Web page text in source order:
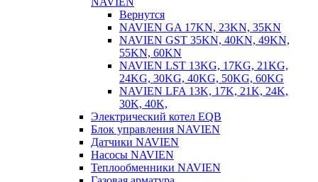
Вернутся
NAVIEN GA 17KN, 23KN, 35KN
NAVIEN GST 35KN, 40KN, 49KN,
55KN, 60KN
NAVIEN LST 13KG, 17KG, 21KG,
24KG, 30KG, 40KG, 50KG, 60KG
NAVIEN LFA 13K, 17K, 21K, 24K,
30K, 40K,
Электрический котел EQB
Блок управления NAVIEN
Датчики NAVIEN
Насосы NAVIEN
Теплообменники NAVIEN